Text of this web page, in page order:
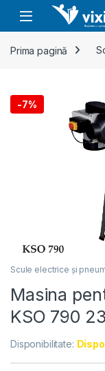
Skip to navigation
Skip to content
Prima pagină
-7%
Scule electrice și
Masina
KSO 790
Disponibilitate: